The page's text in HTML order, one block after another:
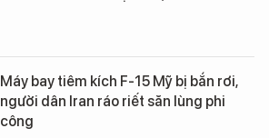
Máy bay tiêm kích F-15 Mỹ bị bắn rơi,
người dân Iran ráo riết săn lùng phi
công